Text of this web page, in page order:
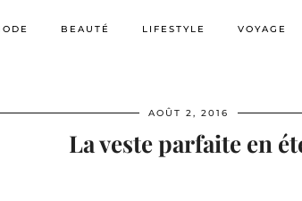
BEAUTÉ LIFESTYLE VOYAGE
AOÛT 2, 2016
La veste parfaite en